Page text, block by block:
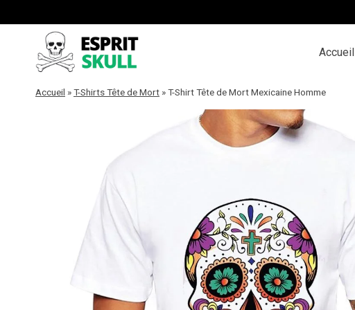
au
Accueil
Accueil »T-Shirts Tête de Mort »T-Shirt Tête de Mort Mexicaine Homme